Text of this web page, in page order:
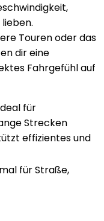
Touren oder das
dir eine
Fahrgefühl auf
für
Strecken
effizientes und
für Straße,